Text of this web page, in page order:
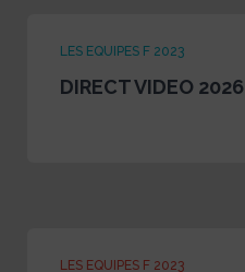
LES EQUIPES F 2023
DIRECT VIDEO 2026
LES EQUIPES F 2023